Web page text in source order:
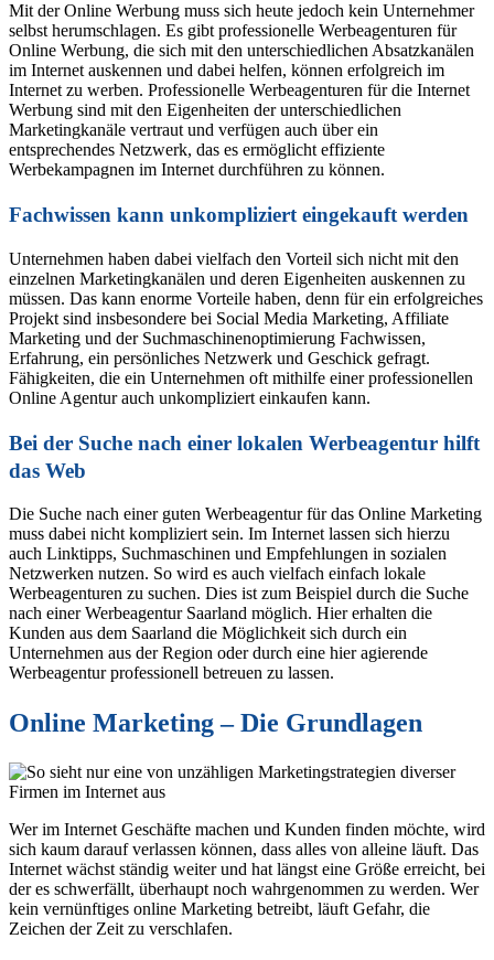
Mit der Online Werbung muss sich heute jedoch kein Unternehmer
selbst herumschlagen. Es gibt professionelle Werbeagenturen für
Online Werbung, die sich mit den unterschiedlichen Absatzkanälen
im Internet auskennen und dabei helfen, können erfolgreich im
Internet zu werben. Professionelle Werbeagenturen für die Internet
Werbung sind mit den Eigenheiten der unterschiedlichen
Marketingkanäle vertraut und verfügen auch über ein
entsprechendes Netzwerk, das es ermöglicht effiziente
Werbekampagnen im Internet durchführen zu können.
Fachwissen kann unkompliziert eingekauft werden
Unternehmen haben dabei vielfach den Vorteil sich nicht mit den
einzelnen Marketingkanälen und deren Eigenheiten auskennen zu
müssen. Das kann enorme Vorteile haben, denn für ein erfolgreiches
Projekt sind insbesondere bei Social Media Marketing, Affiliate
Marketing und der Suchmaschinenoptimierung Fachwissen,
Erfahrung, ein persönliches Netzwerk und Geschick gefragt.
Fähigkeiten, die ein Unternehmen oft mithilfe einer professionellen
Online Agentur auch unkompliziert einkaufen kann.
Bei der Suche nach einer lokalen Werbeagentur hilft
das Web
Die Suche nach einer guten Werbeagentur für das Online Marketing
muss dabei nicht kompliziert sein. Im Internet lassen sich hierzu
auch Linktipps, Suchmaschinen und Empfehlungen in sozialen
Netzwerken nutzen. So wird es auch vielfach einfach lokale
Werbeagenturen zu suchen. Dies ist zum Beispiel durch die Suche
nach einer Werbeagentur Saarland möglich. Hier erhalten die
Kunden aus dem Saarland die Möglichkeit sich durch ein
Unternehmen aus der Region oder durch eine hier agierende
Werbeagentur professionell betreuen zu lassen.
Online Marketing – Die Grundlagen
Wer im Internet Geschäfte machen und Kunden finden möchte, wird
sich kaum darauf verlassen können, dass alles von alleine läuft. Das
Internet wächst ständig weiter und hat längst eine Größe erreicht, bei
der es schwerfällt, überhaupt noch wahrgenommen zu werden. Wer
kein vernünftiges online Marketing betreibt, läuft Gefahr, die
Zeichen der Zeit zu verschlafen.